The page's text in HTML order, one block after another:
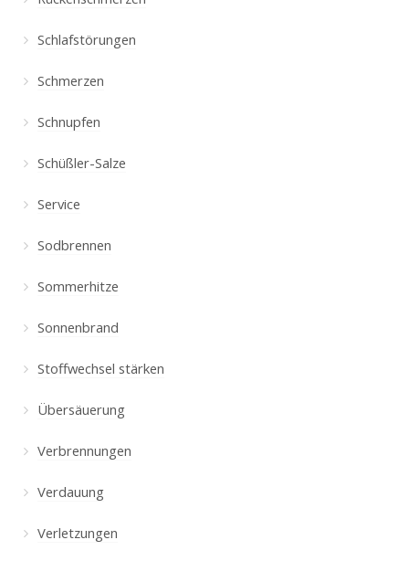
Schlafstörungen
Schmerzen
Schnupfen
Schüßler-Salze
Service
Sodbrennen
Sommerhitze
Sonnenbrand
Stoffwechsel stärken
Übersäuerung
Verbrennungen
Verdauung
Verletzungen